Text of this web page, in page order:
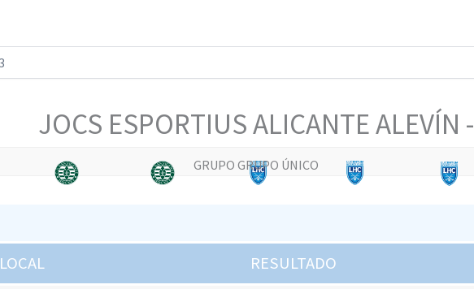
JOCS ESPORTIUS ALICANTE ALEVÍN -
GRUPO GRUPO ÚNICO
LOCAL RESULTADO